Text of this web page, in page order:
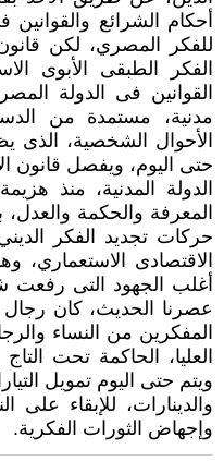
أحكام الشرائع
للفكر المصري، لكن
الفكر الطبقى الأبوى
القوانين فى الدولة
مدنية، مستمدة من
الأحوال الشخصية،
حتى اليوم، ويفصل قانون
الدولة المدنية، منذ
المعرفة والحكمة
حركات تجديد الفكر
الاقتصادى
أغلب الجهود التى رفعت
عصرنا الحديث، كان
المفكرين من النساء
العليا، الحاكمة تحت
ويتم حتى اليوم تمويل
والدينارات، للإبقاء على
وإجهاض الثورات الفكرية.